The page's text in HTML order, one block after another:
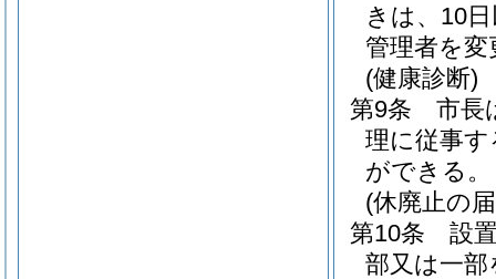
きは、10
管理者を
(健康診断)
第9条
市長
理に従事
ができる。
(休廃止の
第10条
設
部又は一